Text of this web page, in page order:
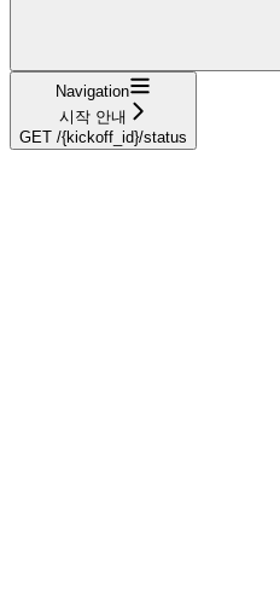
Navigation
시작 안내
GET /{kickoff_id}/status